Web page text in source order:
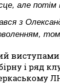
але потім
з
виступами
і ряд